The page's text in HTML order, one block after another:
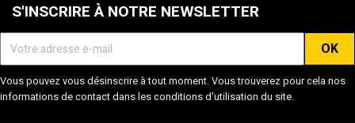
S'INSCRIRE À NOTRE NEWSLETTER
Vous pouvez vous désinscrire à tout moment. Vous trouverez pour cela nos
informations de contact dans les conditions d'utilisation du site.